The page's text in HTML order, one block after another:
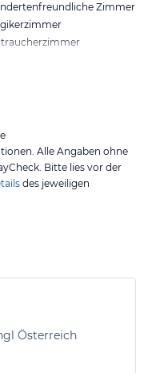
Zimmer
Alle Angaben ohne
Bitte lies vor der
des jeweiligen
Österreich